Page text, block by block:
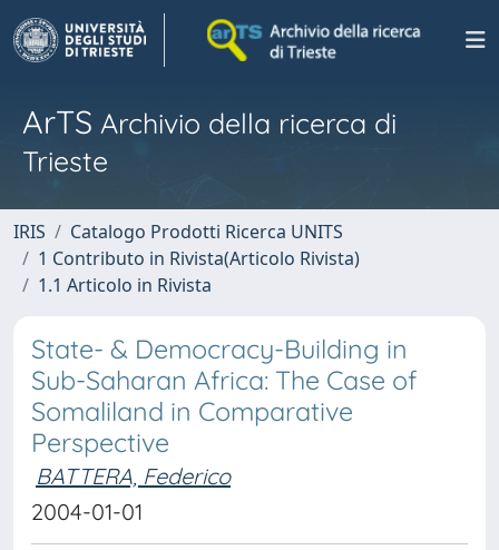
ArTS Archivio della ricerca di
Trieste
IRIS
Catalogo Prodotti Ricerca UNITS
1 Contributo in Rivista(Articolo Rivista)
1.1 Articolo in Rivista
State- & Democracy-Building in
Sub-Saharan Africa: The Case of
Somaliland in Comparative
Perspective
BATTERA, Federico
2004-01-01